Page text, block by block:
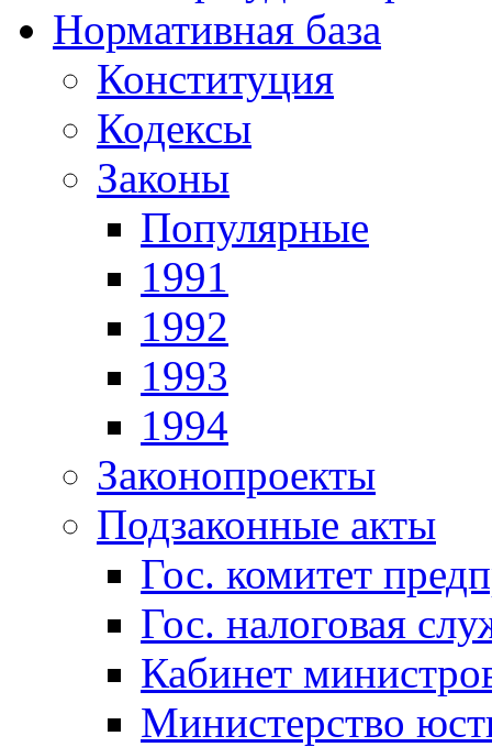
Нормативная база
Конституция
Кодексы
Законы
Популярные
1991
1992
1993
1994
Законопроекты
Подзаконные акты
Гос. комитет
Гос. налоговая
Кабинет
Министерство